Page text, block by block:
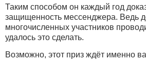
Таким способом он каждый год
защищенность мессенджера. Ведь
многочисленных участников
удалось это сделать.
Возможно, этот приз ждёт именно